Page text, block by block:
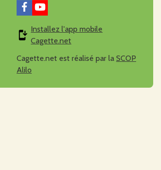
Installez l'app mobile
Cagette.net
Cagette.net est réalisé par la SCOP
Alilo